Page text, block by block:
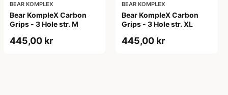
BEAR KOMPLEX
Bear KompleX Carbon
Grips - 3 Hole str. M
445,00 kr
BEAR KOMPLEX
Bear KompleX Carbon
Grips - 3 Hole str. XL
445,00 kr